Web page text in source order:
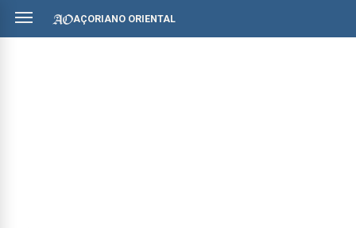
AÇORIANO ORIENTAL